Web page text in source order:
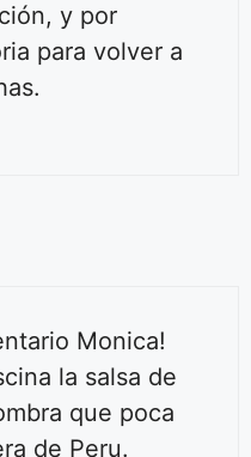
y por
para volver a
Monica!
la salsa de
que poca
de Peru.